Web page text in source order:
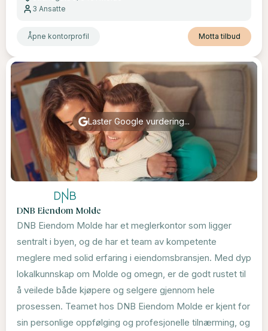
3 Ansatte
Åpne kontorprofil Motta tilbud
Laster Google vurdering...
DNB Eiendom Molde
DNB Eiendom Molde har et meglerkontor som ligger
sentralt i byen, og de har et team av kompetente
meglere med solid erfaring i eiendomsbransjen. Med dyp
lokalkunnskap om Molde og omegn, er de godt rustet til
å veilede både kjøpere og selgere gjennom hele
prosessen. Teamet hos DNB Eiendom Molde er kjent for
sin personlige oppfølging og profesjonelle tilnærming, og